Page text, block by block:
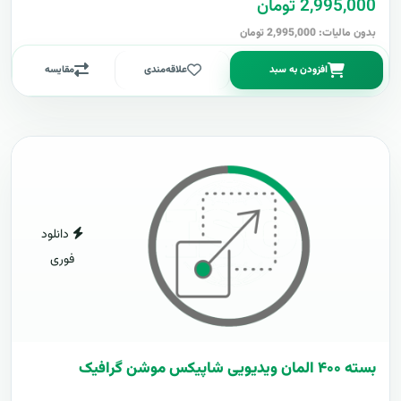
2,995,000 تومان
بدون مالیات: 2,995,000 تومان
افزودن به سبد علاقه‌مندی مقایسه
دانلود
فوری
بسته ۴۰۰ المان ویدیویی شاپیکس موشن گرافیک